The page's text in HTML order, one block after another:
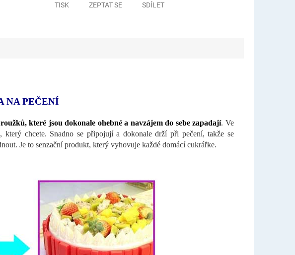
TISK ZEPTAT SE SDÍLET
NA PEČENÍ
které jsou dokonale ohebné a navzájem do sebe zapadají. Ve
chcete. Snadno se připojují a dokonale drží při pečení, takže se
Je to senzační produkt, který vyhovuje každé domácí cukrářke.